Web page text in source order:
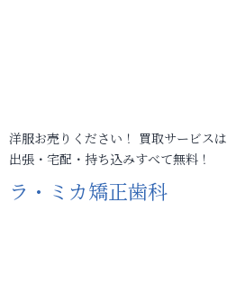
洋服お売りください！ 買取サービスは
出張・宅配・持ち込みすべて無料！
ラ・ミカ矯正歯科